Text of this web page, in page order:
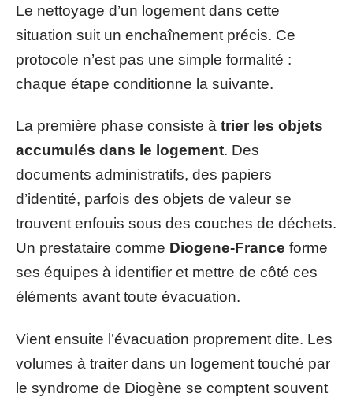
Le nettoyage d’un logement dans cette
situation suit un enchaînement précis. Ce
protocole n’est pas une simple formalité :
chaque étape conditionne la suivante.
La première phase consiste à trier les objets
accumulés dans le logement. Des
documents administratifs, des papiers
d’identité, parfois des objets de valeur se
trouvent enfouis sous des couches de déchets.
Un prestataire comme Diogene-France forme
ses équipes à identifier et mettre de côté ces
éléments avant toute évacuation.
Vient ensuite l’évacuation proprement dite. Les
volumes à traiter dans un logement touché par
le syndrome de Diogène se comptent souvent